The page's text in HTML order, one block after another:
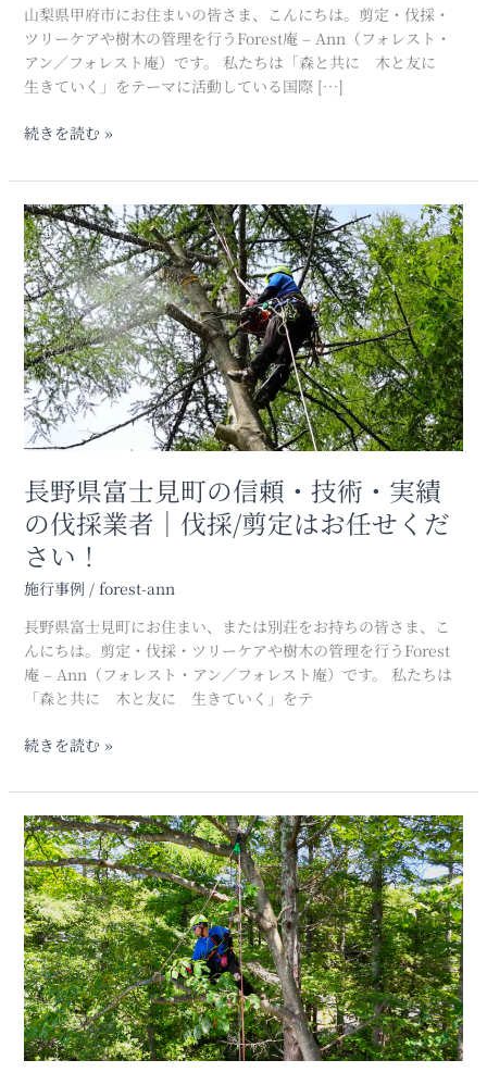
山梨県甲府市にお住まいの皆さま、こんにちは。剪定・伐採・
ツリーケアや樹木の管理を行うForest庵 – Ann（フォレスト・
アン／フォレスト庵）です。 私たちは「森と共に 木と友に
生きていく」をテーマに活動している国際 […]
へ
｜
安
全
剪
は
樹
木
の
専
門
家
に
お
任
せ
く
さ
い
続きを読む »
長野県富士見町の信頼・技術・実績
の伐採業者｜伐採/剪定はお任せくだ
さい！
施行事例 / forest-ann
長野県富士見町にお住まい、または別荘をお持ちの皆さま、こ
んにちは。剪定・伐採・ツリーケアや樹木の管理を行うForest
庵 – Ann（フォレスト・アン／フォレスト庵）です。 私たちは
「森と共に 木と友に 生きていく」をテ
長
野
県
富
士
見
町
の
信
頼・
技
術・
実
績
の
伐
採
業
者
｜
伐
剪
は
お
任
せ
く
だ
さ
い！
続きを読む »
富
士
見
町
の
剪
定
業
者
の
探